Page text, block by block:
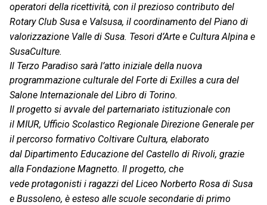
operatori della ricettività, con il prezioso contributo del
Rotary Club Susa e Valsusa, il coordinamento del Piano di
valorizzazione Valle di Susa. Tesori d’Arte e Cultura Alpina e
SusaCulture.
Il Terzo Paradiso sarà l’atto iniziale della nuova
programmazione culturale del Forte di Exilles a cura del
Salone Internazionale del Libro di Torino.
Il progetto si avvale del parternariato istituzionale con
il MIUR, Ufficio Scolastico Regionale Direzione Generale per
il percorso formativo Coltivare Cultura, elaborato
dal Dipartimento Educazione del Castello di Rivoli, grazie
alla Fondazione Magnetto. Il progetto, che
vede protagonisti i ragazzi del Liceo Norberto Rosa di Susa
e Bussoleno, è esteso alle scuole secondarie di primo